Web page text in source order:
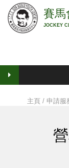
賽馬
JOCKEY
主頁 / 申請服